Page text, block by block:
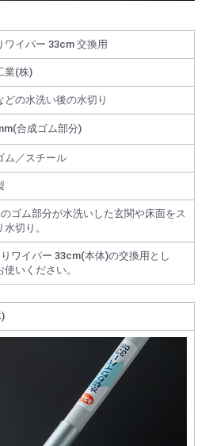
ワイパー 33cm 交換用
業(株)
どの水洗い後の水切り
合成ゴム部分)
ム／スチール
ゴム部分が水洗いした玄関や床面をス
水切り。
ワイパー 33cm(本体)の交換用とし
使いください。